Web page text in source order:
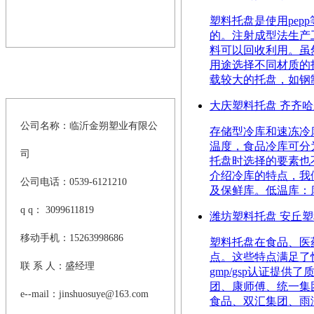
塑料托盘是使用
的。注射成型法生
料可以回收利用。
用途选择不同材质
载较大的托盘，如
大庆塑料托盘 齐齐
存储型冷库和速冻
温度，食品冷库可
托盘时选择的要素
介绍冷库的特点，
及保鲜库。低温库
潍坊塑料托盘 安丘
塑料托盘在食品、
点。这些特点满足
gmp/gsp认证提供
团、康师傅、统一
食品、双汇集团、
公司名称：临沂金朔塑业有限公
司
公司电话：0539-6121210
q q： 3099611819
移动手机：15263998686
联 系 人：盛经理
e--mail： jinshuosuye@163.com